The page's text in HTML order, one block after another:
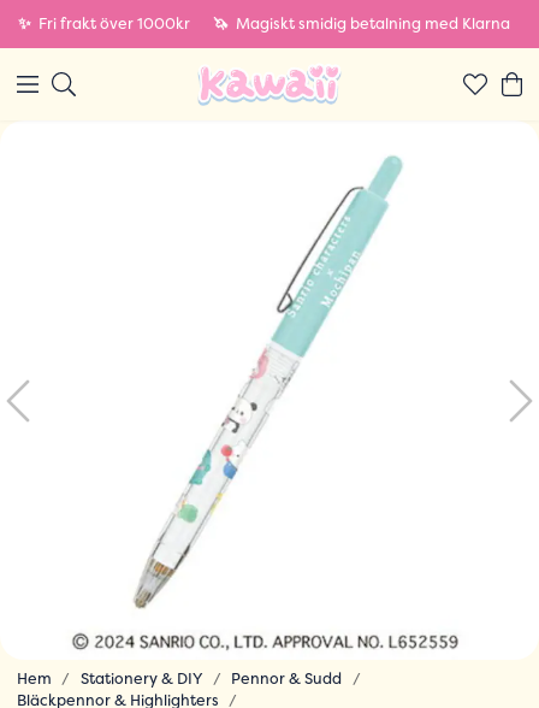
✨ Fri frakt över 1000kr 🦄 Magiskt smidig betalning med Klarna
Hem Stationery & DIY
Pennor & Sudd
Bläckpennor & Highlighters